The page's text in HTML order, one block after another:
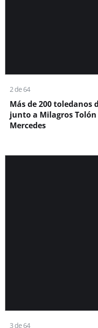
2 de 64
Más de 200
junto a Milagros
Mercedes
3 de 64